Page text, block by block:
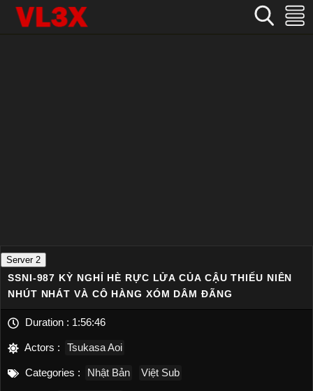
Home Nhật Bản
SSNI-987 Kỳ nghỉ hè rực lửa của cậu thiếu niên nhút nhát và cô hàng xóm dâm đãng
Server 2
SSNI-987 KỲ NGHỈ HÈ RỰC LỬA CỦA CẬU THIẾU NIÊN
NHÚT NHÁT VÀ CÔ HÀNG XÓM DÂM ĐÃNG
Duration : 1:56:46
Actors : Tsukasa Aoi
Categories : Nhật Bản Việt Sub